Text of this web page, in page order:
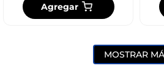
Agregar
MOSTRAR